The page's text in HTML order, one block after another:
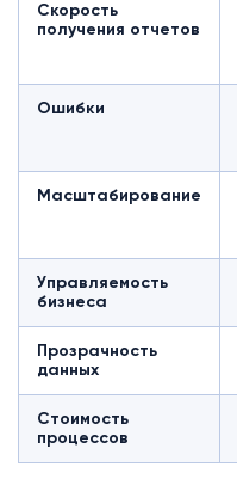
Скорость
получения отчетов
Ошибки
Масштабирование
Управляемость
бизнеса
Прозрачность
данных
Стоимость
процессов